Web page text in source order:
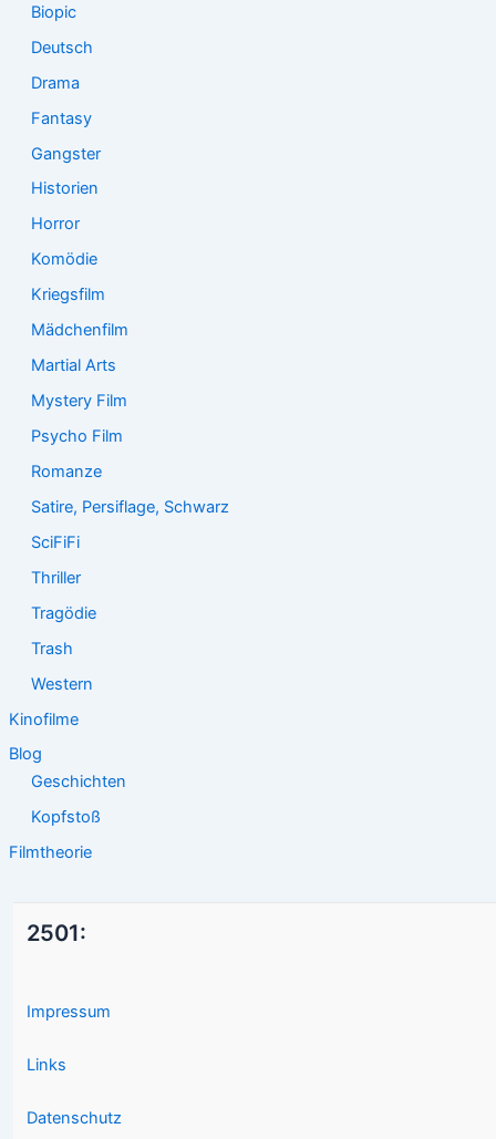
Biopic
Deutsch
Drama
Fantasy
Gangster
Historien
Horror
Komödie
Kriegsfilm
Mädchenfilm
Martial Arts
Mystery Film
Psycho Film
Romanze
Satire, Persiflage, Schwarz
SciFiFi
Thriller
Tragödie
Trash
Western
Kinofilme
Blog
Geschichten
Kopfstoß
Filmtheorie
2501:
Impressum
Links
Datenschutz